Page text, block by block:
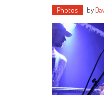
Photos by